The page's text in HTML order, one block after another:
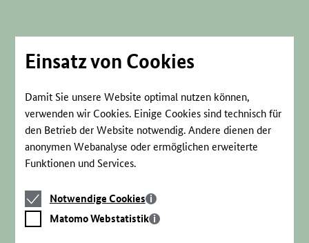
Einsatz von Cookies
Damit Sie unsere Website optimal nutzen können,
verwenden wir Cookies. Einige Cookies sind technisch für
den Betrieb der Website notwendig. Andere dienen der
anonymen Webanalyse oder ermöglichen erweiterte
Funktionen und Services.
Notwendige
Cookies
Notwendige Cookies
Matomo
Webstatistik
Matomo Webstatistik